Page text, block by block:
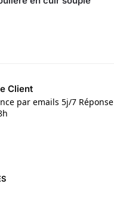
Client
par emails 5j/7 Réponse